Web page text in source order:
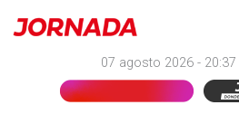
07 agosto 2026 - 20:37